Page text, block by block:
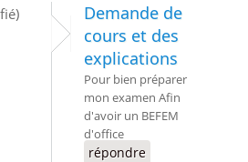
Demande de
cours et des
explications
Pour bien préparer
mon examen Afin
d'avoir un BEFEM
d'office
répondre